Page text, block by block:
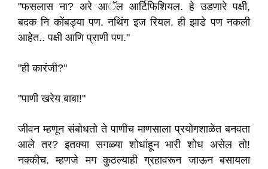
"फसलास ना? अरे आॅल आर्टिफिशियल. हे उडणारे पक्षी,
बदक नि कोंबड्या पण. नथिंग इज रियल. ही झाडे पण नकली
आहेत.. पक्षी आणि प्राणी पण."
"ही कारंजी?"
"पाणी खरेय बाबा!"
जीवन म्हणून संबोधतो ते पाणीच माणसाला प्रयोगशाळेत बनवता
आले तर? इतक्या सगळ्या शोधांहून भारी शोध असेल तो!
नक्कीच. म्हणजे मग कुठल्याही ग्रहावरून जाऊन बसायला